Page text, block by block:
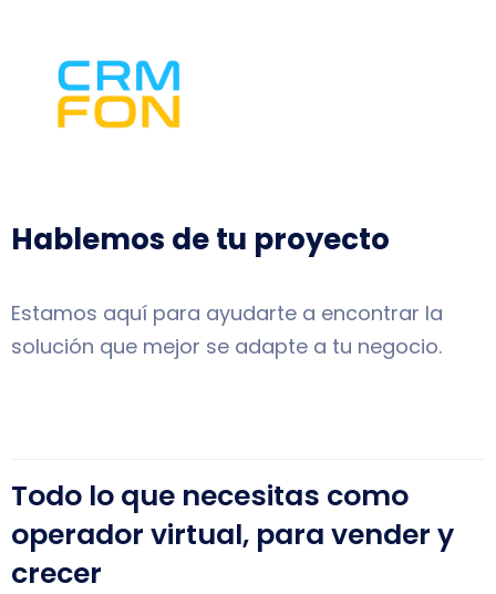
Hablemos de tu proyecto
Todo lo que necesitas como
operador virtual, para vender y
crecer
Estamos aquí para ayudarte a encontrar la
solución que mejor se adapte a tu negocio.